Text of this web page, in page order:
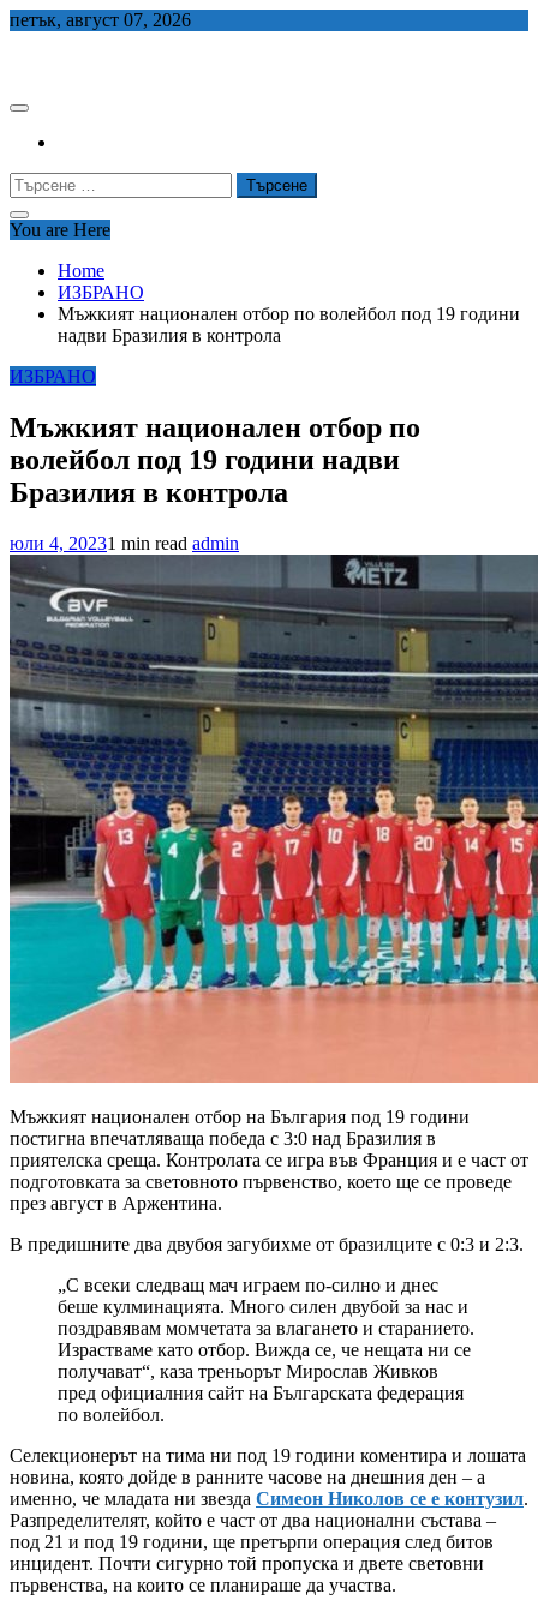
Skip
петък, август 07, 2026
Търсене
за:
You are Here
Home
ИЗБРАНО
Мъжкият национален отбор по волейбол под 19 години
надви Бразилия в контрола
ИЗБРАНО
Мъжкият национален отбор по
волейбол под 19 години надви
Бразилия в контрола
юли 4, 20231 min read admin
Мъжкият национален отбор на България под 19 години
постигна впечатляваща победа с 3:0 над Бразилия в
приятелска среща. Контролата се игра във Франция и е част от
подготовката за световното първенство, което ще се проведе
през август в Аржентина.
В предишните два двубоя загубихме от бразилците с 0:3 и 2:3.
„С всеки следващ мач играем по-силно и днес
беше кулминацията. Много силен двубой за нас и
поздравявам момчетата за влагането и старанието.
Израстваме като отбор. Вижда се, че нещата ни се
получават“, каза треньорът Мирослав Живков
пред официалния сайт на Българската федерация
по волейбол.
Селекционерът на тима ни под 19 години коментира и лошата
новина, която дойде в ранните часове на днешния ден – а
именно, че младата ни звезда Симеон Николов се е контузил.
Разпределителят, който е част от два национални състава –
под 21 и под 19 години, ще претърпи операция след битов
инцидент. Почти сигурно той пропуска и двете световни
първенства, на които се планираше да участва.